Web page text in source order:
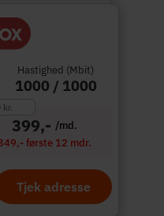
Hastighed (Mbit)
1000 / 1000
kr.
399,- /md.
første 12 mdr.
Tjek adresse